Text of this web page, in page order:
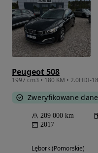
Peugeot 508
Zweryfikowane dane
209 000 km
2017
Lębork (Pomorskie)